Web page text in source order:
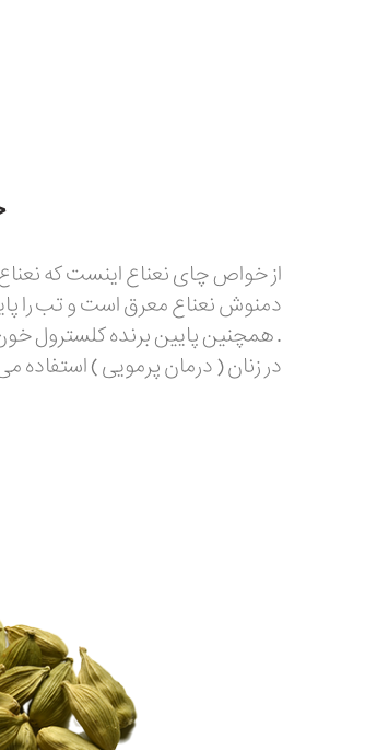
از خواص چای نعناع اینست که نعناع
دمنوش نعناع معرق است و تب را
. همچنین پایین برنده کلسترول
در زنان ( درمان پرمویی ) استفاده